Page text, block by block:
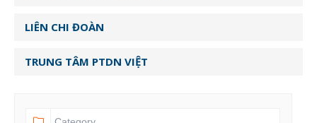
LIÊN CHI ĐOÀN
TRUNG TÂM PTDN VIỆT